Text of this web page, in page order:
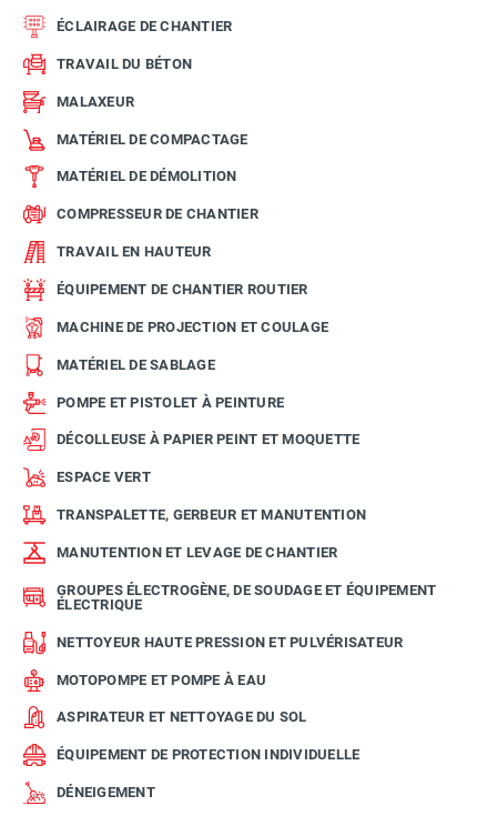
ÉCLAIRAGE DE CHANTIER
TRAVAIL DU BÉTON
MALAXEUR
MATÉRIEL DE COMPACTAGE
MATÉRIEL DE DÉMOLITION
COMPRESSEUR DE CHANTIER
TRAVAIL EN HAUTEUR
ÉQUIPEMENT DE CHANTIER ROUTIER
MACHINE DE PROJECTION ET COULAGE
MATÉRIEL DE SABLAGE
POMPE ET PISTOLET À PEINTURE
DÉCOLLEUSE À PAPIER PEINT ET MOQUETTE
ESPACE VERT
TRANSPALETTE, GERBEUR ET MANUTENTION
MANUTENTION ET LEVAGE DE CHANTIER
GROUPES ÉLECTROGÈNE, DE SOUDAGE ET ÉQUIPEMENT
ÉLECTRIQUE
NETTOYEUR HAUTE PRESSION ET PULVÉRISATEUR
MOTOPOMPE ET POMPE À EAU
ASPIRATEUR ET NETTOYAGE DU SOL
ÉQUIPEMENT DE PROTECTION INDIVIDUELLE
DÉNEIGEMENT